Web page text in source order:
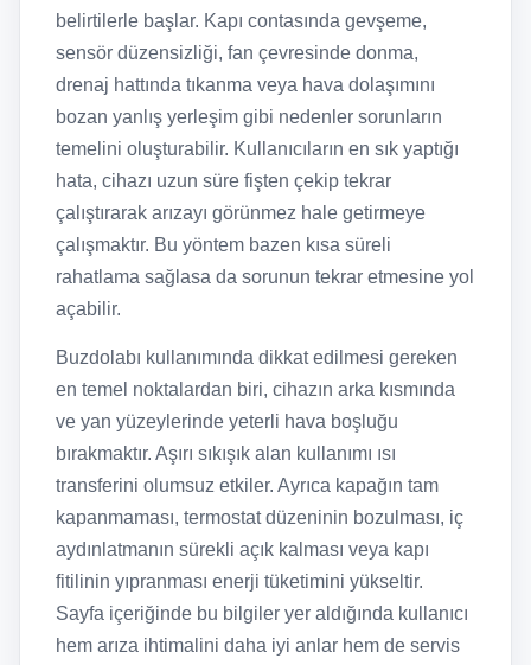
belirtilerle başlar. Kapı contasında gevşeme,
sensör düzensizliği, fan çevresinde donma,
drenaj hattında tıkanma veya hava dolaşımını
bozan yanlış yerleşim gibi nedenler sorunların
temelini oluşturabilir. Kullanıcıların en sık yaptığı
hata, cihazı uzun süre fişten çekip tekrar
çalıştırarak arızayı görünmez hale getirmeye
çalışmaktır. Bu yöntem bazen kısa süreli
rahatlama sağlasa da sorunun tekrar etmesine yol
açabilir.
Buzdolabı kullanımında dikkat edilmesi gereken
en temel noktalardan biri, cihazın arka kısmında
ve yan yüzeylerinde yeterli hava boşluğu
bırakmaktır. Aşırı sıkışık alan kullanımı ısı
transferini olumsuz etkiler. Ayrıca kapağın tam
kapanmaması, termostat düzeninin bozulması, iç
aydınlatmanın sürekli açık kalması veya kapı
fitilinin yıpranması enerji tüketimini yükseltir.
Sayfa içeriğinde bu bilgiler yer aldığında kullanıcı
hem arıza ihtimalini daha iyi anlar hem de servis